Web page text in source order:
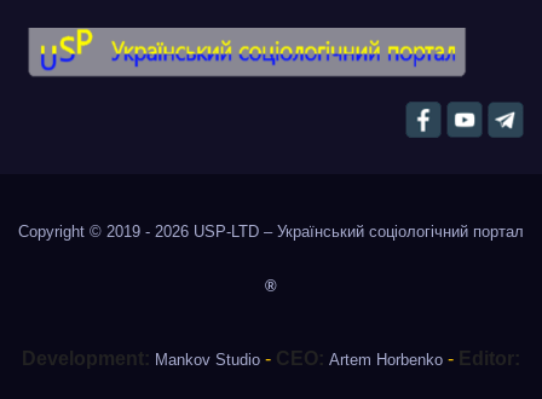
Copyright © 2019 - 2026 USP-LTD – Український соціологічний портал
®
Development: Mankov Studio - CEO: Artem Horbenko - Editor: